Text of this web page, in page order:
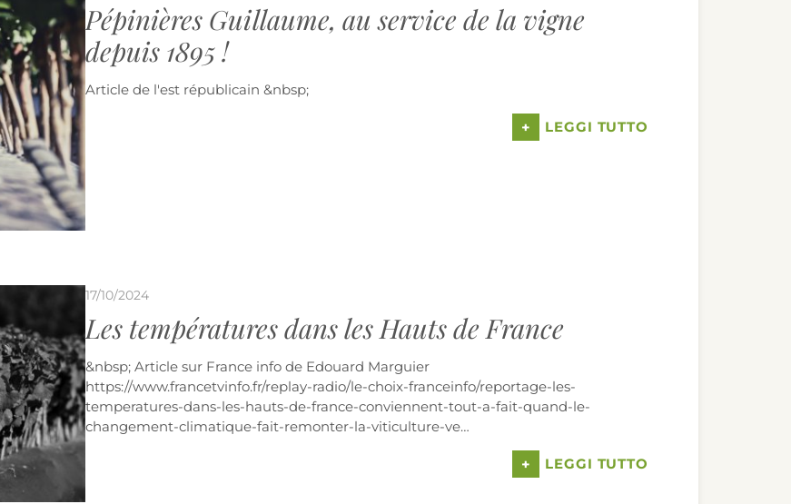
Pépinières Guillaume, au service de la vigne
depuis 1895 !
Article de l'est républicain &nbsp;
+ LEGGI TUTTO
17/10/2024
Les températures dans les Hauts de France
&nbsp; Article sur France info de Edouard Marguier
https://www.francetvinfo.fr/replay-radio/le-choix-franceinfo/reportage-les-
temperatures-dans-les-hauts-de-france-conviennent-tout-a-fait-quand-le-
changement-climatique-fait-remonter-la-viticulture-ve…
+ LEGGI TUTTO